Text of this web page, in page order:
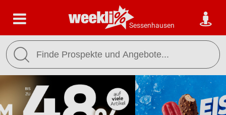
Sessenhausen